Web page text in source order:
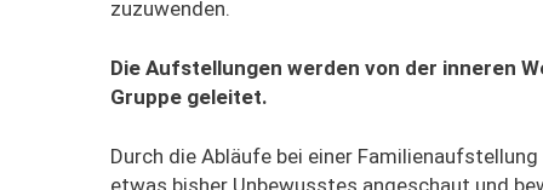
zuzuwenden.
Die Aufstellungen werden von der inneren
Gruppe geleitet.
Durch die Abläufe bei einer
etwas bisher Unbewusstes angeschaut und